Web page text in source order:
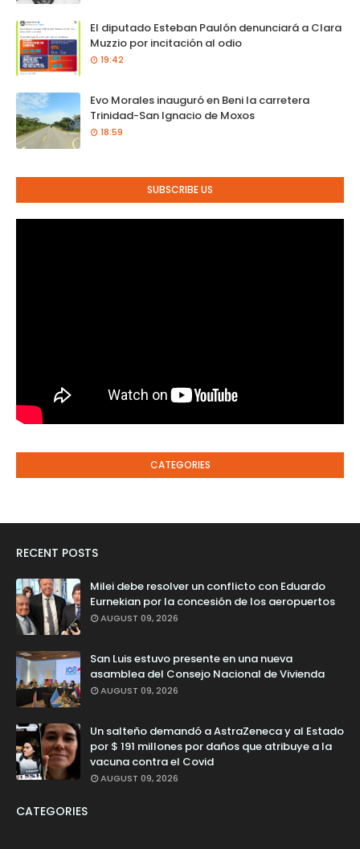
El diputado Esteban Paulón denunciará a Clara
Muzzio por incitación al odio
19:42
Evo Morales inauguró en Beni la carretera
Trinidad-San Ignacio de Moxos
18:59
SUBSCRIBE US
CATEGORIES
RECENT POSTS
Milei debe resolver un conflicto con Eduardo
Eurnekian por la concesión de los aeropuertos
AUGUST 09, 2026
San Luis estuvo presente en una nueva
asamblea del Consejo Nacional de Vivienda
AUGUST 09, 2026
Un salteño demandó a AstraZeneca y al Estado
por $ 191 millones por daños que atribuye a la
vacuna contra el Covid
AUGUST 09, 2026
CATEGORIES